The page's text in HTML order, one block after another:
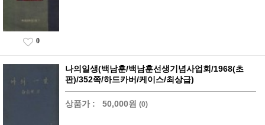
0
나의일생(백남훈/백남훈선생기념사업회/1968(초
판)/352쪽/하드카버/케이스/최상급)
상품가 : 50,000원 (0)